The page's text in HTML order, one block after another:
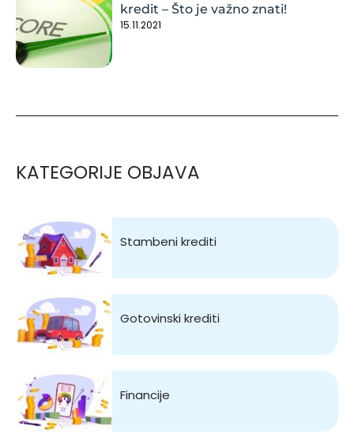
kredit – Što je važno znati!
15.11.2021
KATEGORIJE OBJAVA
Stambeni krediti
Gotovinski krediti
Financije